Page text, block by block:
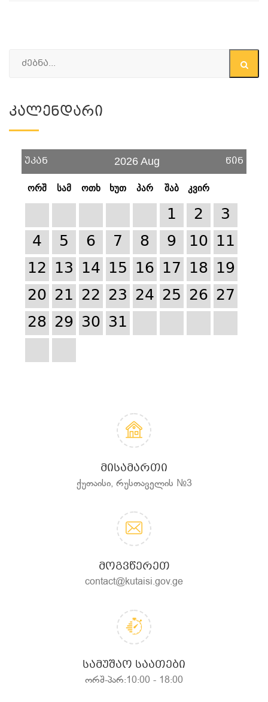
Კალენდარი
უკან 2026 Aug წინ
ორშ სამ ოთხ ხუთ პარ შაბ კვირ
1 2
3
4
5 6 7 8 9 10 11
12 13 14 15 16 17 18 19
20 21 22 23 24 25 26 27
28 29 30 31
ᲛᲘᲡᲐᲛᲐᲠᲗᲘ
ქუთაისი, რუსთაველის №3
ᲛᲝᲒᲕᲬᲔᲠᲔᲗ
contact@kutaisi.gov.ge
ᲡᲐᲛᲣᲨᲐᲝ ᲡᲐᲐᲗᲔᲑᲘ
ორშ-პარ:10:00 - 18:00